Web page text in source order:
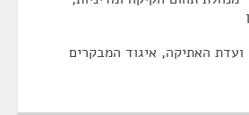
ועדת האתיקה, איגוד המבקרים